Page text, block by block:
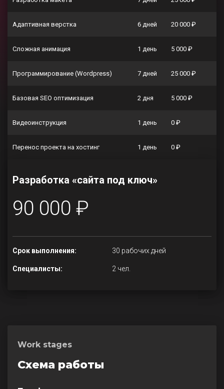
Адаптивная верстка 6 дней 20 000 ₽
Сложная анимация 1 день 5 000 ₽
Программирование (Wordpress) 7 дней 25 000 ₽
Базовая SEO оптимизация 2 дня 5 000 ₽
Видеоинструкция 1 день 0 ₽
Перенос проекта на хостинг 1 день 0 ₽
Разработка «сайта под ключ»
90 000 ₽
Срок выполнения: 30 рабочих дней
Специалисты: 2 чел.
Work stages
Схема работы